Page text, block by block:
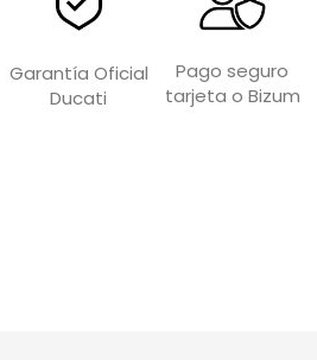
Garantía Oficial
Ducati
Pago seguro
tarjeta o Bizum